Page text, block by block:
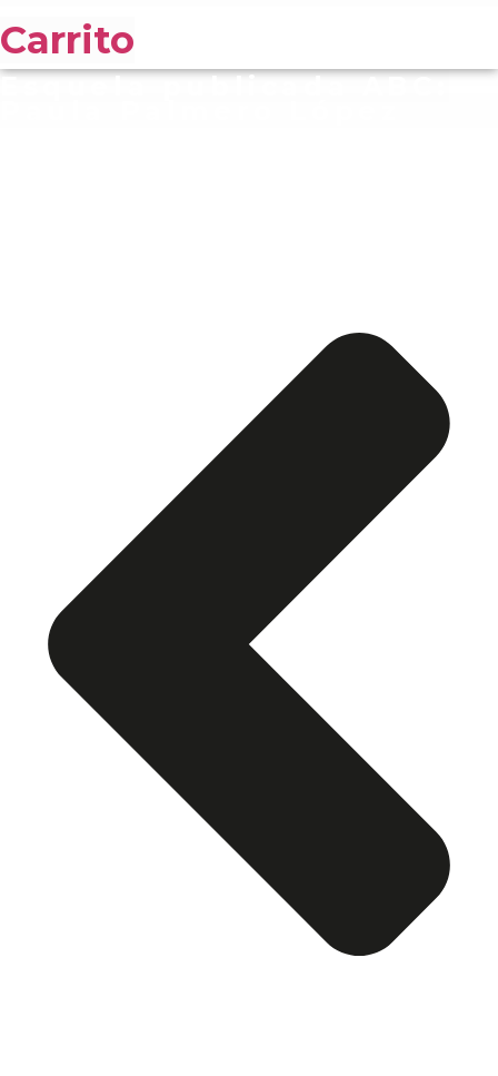
Carrito